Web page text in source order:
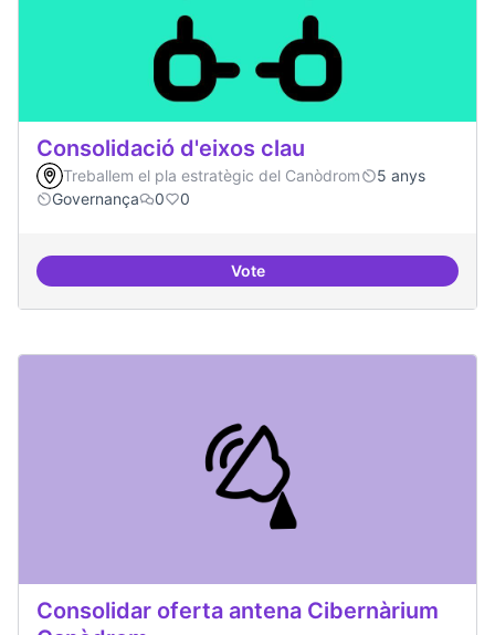
Consolidació d'eixos clau
Treballem el pla estratègic del Canòdrom
5 anys
Governança
0 0
VoteConsolidació d'eixos clau
Consolidar oferta antena Cibernàrium